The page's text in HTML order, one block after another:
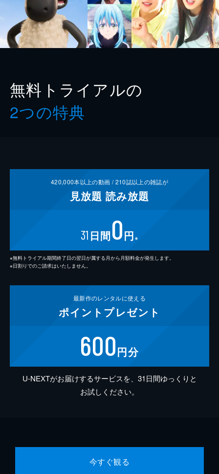
無料トライアルの
2つの特典
420,000本以上の動画 /210誌以上の雑誌が
見放題 読み放題
31 日間0円 ※
※無料トライアル期間終了日の翌日が属する月から月額料金が発生します。
※日割りでのご請求はいたしません。
最新作のレンタルに使える
ポイント プレゼント
600円分
U-NEXTがお届けするサービスを、31日間ゆっくりと
お試しください。
今すぐ観る